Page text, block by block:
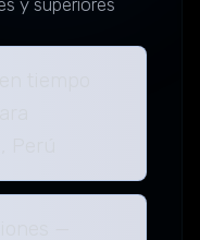
y superiores